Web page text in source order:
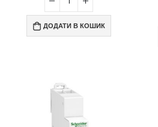
ДОДАТИ В КОШИК